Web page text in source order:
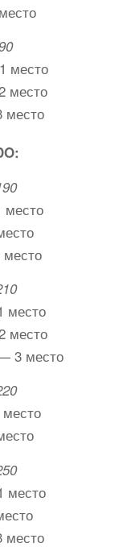
место
место
место
место
место
3 место
место
место